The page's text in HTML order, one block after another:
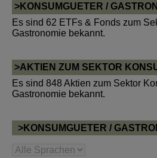
>KONSUMGUETER /
Es sind 62 ETFs & Fonds zum
Gastronomie bekannt.
>AKTIEN ZUM SEKTOR
Es sind 848 Aktien zum Sektor
Gastronomie bekannt.
>KONSUMGUETER /